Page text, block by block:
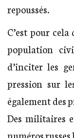
repoussés.
C’est pour
population
d’inciter les
pression sur
également des
Des militaires
numéros